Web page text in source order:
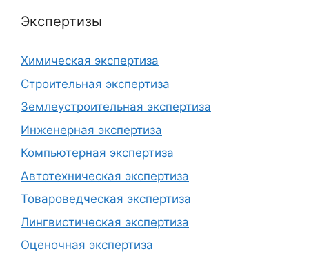
Экспертизы
Химическая экспертиза
Строительная экспертиза
Землеустроительная экспертиза
Инженерная экспертиза
Компьютерная экспертиза
Автотехническая экспертиза
Товароведческая экспертиза
Лингвистическая экспертиза
Оценочная экспертиза